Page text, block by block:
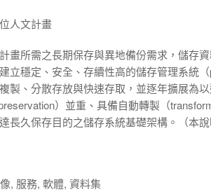
人文計畫
畫所需之長期保存與異地備份需求，儲存
立穩定、安全、存續性高的儲存管理系統
製、分散存放與快速存取，並逐年擴展為
）並重、具備自動轉製（
長久保存目的之儲存系統基礎架構。（本說
, 服務, 軟體, 資料集